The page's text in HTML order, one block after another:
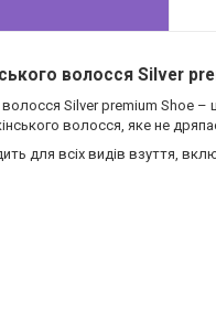
волосся Silver
Silver premium Shoe
волосся, яке не
для всіх видів взуття,